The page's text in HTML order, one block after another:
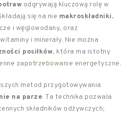
odgrywają kluczową rolę w
się na nie makroskładniki,
i węglowodany, oraz
i minerały. Nie można
posiłków, która ma istotny
zapotrzebowanie energetyczne.
metod przygotowywania
na parze. Ta technika pozwala
składników odżywczych;